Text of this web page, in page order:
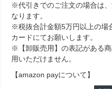
※代引きでのご注文の場合は
なります。
※税抜合計金額5万円以上の場
カードにてお願いします。
※【卸販売用】の表記がある
用いただけません。
【amazon payについて】